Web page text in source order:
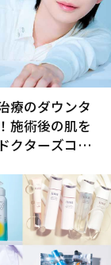
療のダウンタ
施術後の肌を
クターズコス